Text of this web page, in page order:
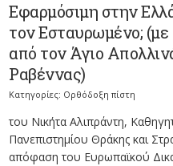
Εφαρμόσιμη στην
τον Εσταυρωμένο;
από τον Άγιο
Ραβέννας)
Κατηγορίες: Ορθόδοξη πίστη
του Νικήτα Αλιπράντη,
Πανεπιστημίου Θράκης και
απόφαση του Ευρωπαϊκού